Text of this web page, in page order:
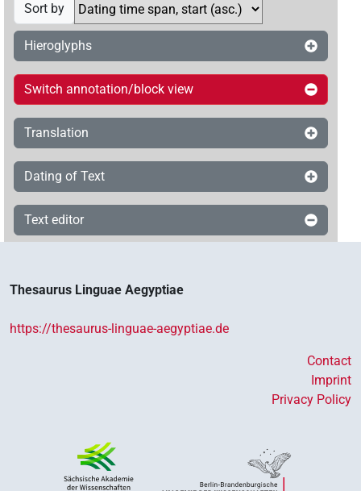
Sort by
Hieroglyphs
Switch annotation/block view
Translation
Dating of Text
Text editor
Thesaurus Linguae Aegyptiae
https://thesaurus-linguae-aegyptiae.de
Contact
Imprint
Privacy Policy